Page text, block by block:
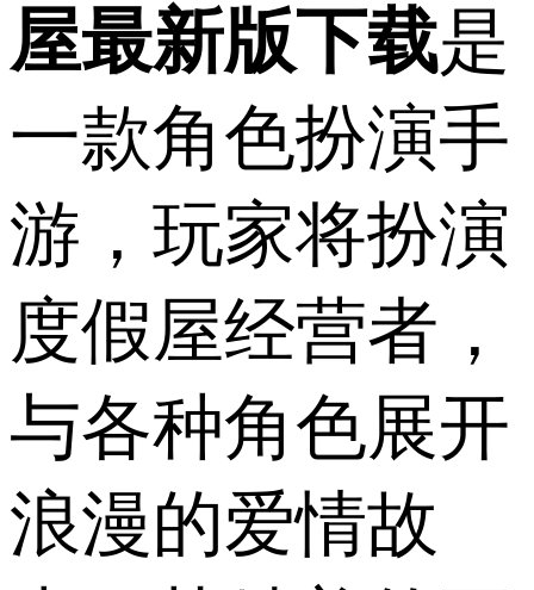
屋最新版下载是
一款角色扮演手
游，玩家将扮演
度假屋经营者，
与各种角色展开
浪漫的爱情故